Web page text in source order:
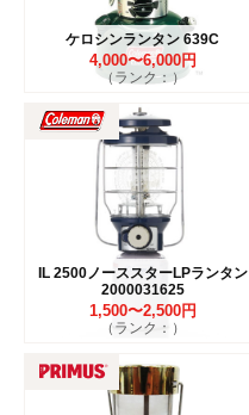
ケロシンランタン 639C
4,000〜6,000円
（ランク：）
IL 2500ノーススターLPランタン
2000031625
1,500〜2,500円
（ランク：）